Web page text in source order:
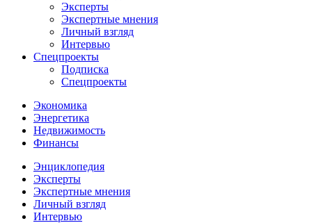
Эксперты
Экспертные мнения
Личный взгляд
Интервью
Спецпроекты
Подписка
Спецпроекты
Экономика
Энергетика
Недвижимость
Финансы
Энциклопедия
Эксперты
Экспертные мнения
Личный взгляд
Интервью